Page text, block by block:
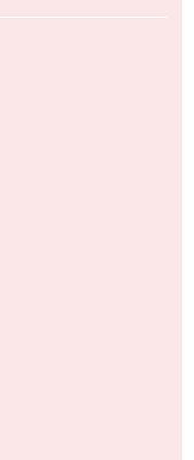
たクルーの研修など
しはほとんどありま
ての方でも大丈夫！
で安心してくださ